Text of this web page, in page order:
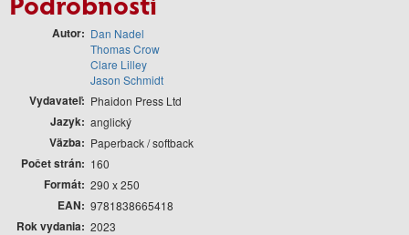
Autor
Dan Nadel
Thomas Crow
Clare Lilley
Jason Schmidt
Vydavateľ Phaidon Press Ltd
Jazyk anglický
Väzba Paperback / softback
Počet strán 160
Formát 290 x 250
EAN 9781838665418
Rok vydania 2023